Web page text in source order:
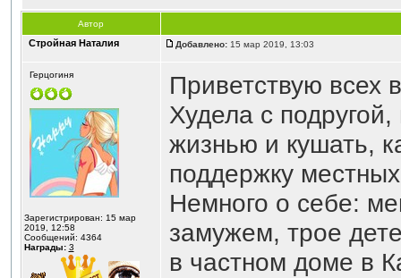
Автор
Стройная Наталия Добавлено:15 мар 2019, 13:03
Герцогиня
Зарегистрирован: 15 мар
2019, 12:58
Сообщений: 4364
Награды: 3
Приветствую всех
Худела с
жизнью и кушать,
поддержку
Немного о себе:
замужем, трое
в частном доме в